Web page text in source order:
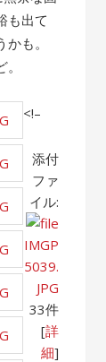
も出て
も。
<!–
添付
ファ
イル:
IMGP
5039.
JPG
33件
[詳
細]